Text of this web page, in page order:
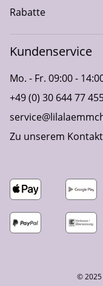
Rabatte
Kundenservice
Mo. - Fr. 09:00 -
+49 (0) 30 644 77
Zu unserem
© 2025